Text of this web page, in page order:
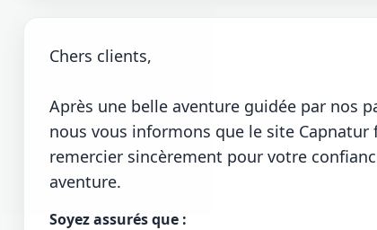
Chers clients,
Après une belle aventure guidée par nos
nous vous informons que le site
remercier sincèrement pour votre
aventure.
Soyez assurés que :